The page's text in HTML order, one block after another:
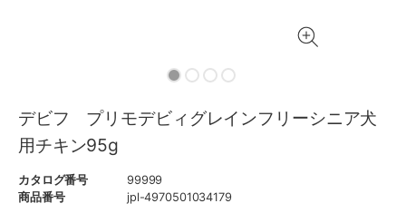
デビフ プリモデビィグレインフリーシニア犬
用チキン95g
カタログ番号
99999
商品番号
jpl-4970501034179